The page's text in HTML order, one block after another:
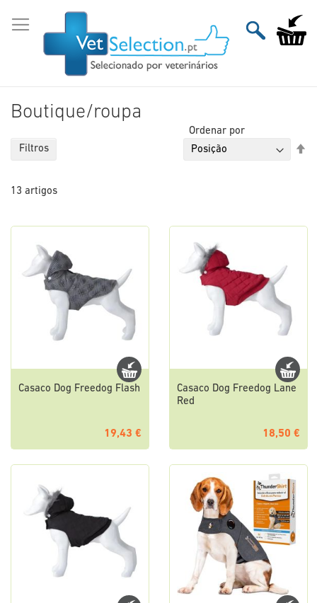
para
Conteúdo
O Meu
Boutique/roupa
13 artigos
Ordenar por
Casaco Dog Freedog Flash
19,43 €
Casaco Dog Freedog Lane
Red
18,50 €
Filtros